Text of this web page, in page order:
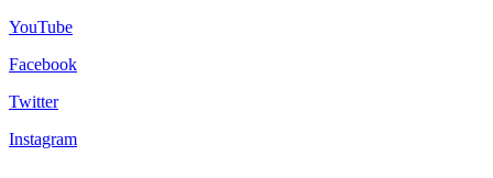
YouTube
Facebook
Twitter
Instagram